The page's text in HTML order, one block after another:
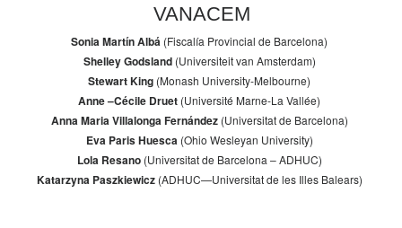
VANACEM
Sonia Martín Albá (Fiscalía Provincial de Barcelona)
Shelley Godsland(Universiteit van Amsterdam)
Stewart King (Monash University-Melbourne)
Anne –Cécile Druet (Université Marne-La Vallée)
Anna Maria Villalonga Fernández(Universitat de Barcelona)
Eva Paris Huesca (Ohio Wesleyan University)
Lola Resano (Universitat de Barcelona – ADHUC)
Katarzyna Paszkiewicz(ADHUC—Universitat de les Illes Balears)